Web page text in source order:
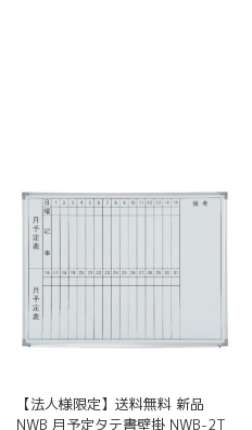
【法人様限定】送料無料 新品
NWB 月予定タテ書壁掛 NWB-2T